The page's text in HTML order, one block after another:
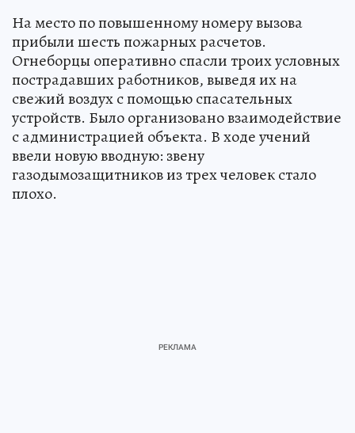
На место по повышенному номеру вызова
прибыли шесть пожарных расчетов.
Огнеборцы оперативно спасли троих условных
пострадавших работников, выведя их на
свежий воздух с помощью спасательных
устройств. Было организовано взаимодействие
с администрацией объекта. В ходе учений
ввели новую вводную: звену
газодымозащитников из трех человек стало
плохо.